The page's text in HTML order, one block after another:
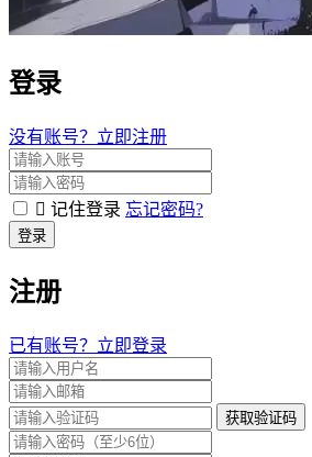
登录
没有账号？立即注册
记住登录 忘记密码?
登录
注册
已有账号？立即登录
获取验证码